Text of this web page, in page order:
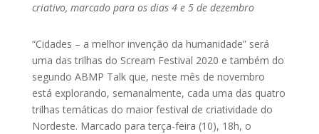
criativo, marcado para os dias 4 e 5 de dezembro
“Cidades – a melhor invenção da humanidade” será
uma das trilhas do Scream Festival 2020 e também do
segundo ABMP Talk que, neste mês de novembro
está explorando, semanalmente, cada uma das quatro
trilhas temáticas do maior festival de criatividade do
Nordeste. Marcado para terça-feira (10), 18h, o